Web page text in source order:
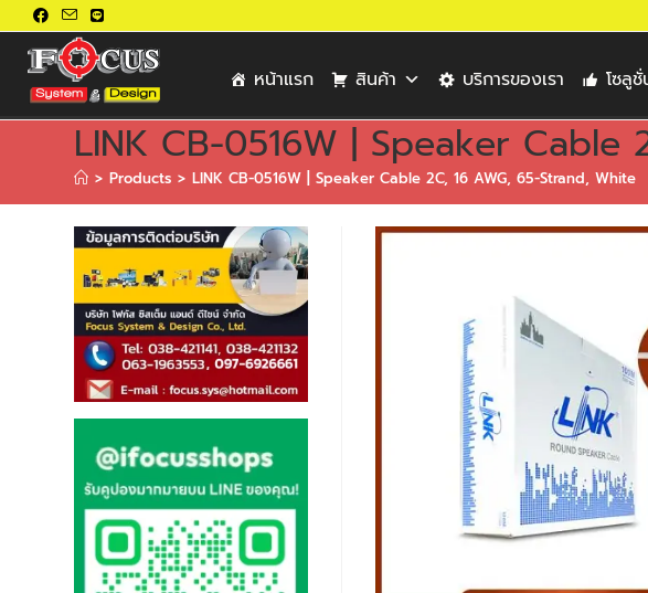
หน้าแรก สินค้า บริการของเรา โซลูชั่
LINK CB-0516W | Speaker Cable
> Products > LINK CB-0516W | Speaker Cable 2C, 16 AWG, 65-Strand, White